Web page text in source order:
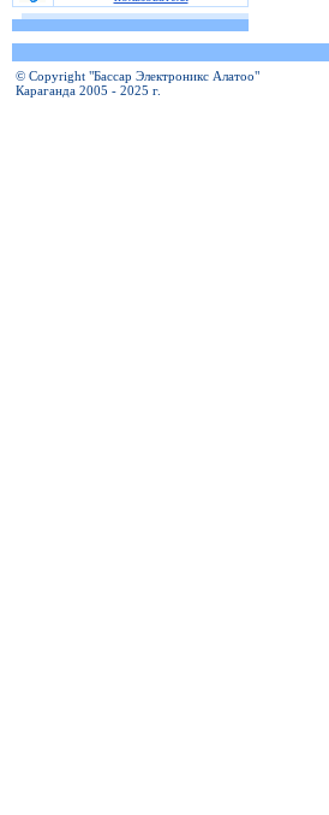
© Copyright "Бассар Электроникс Алатоо"
Караганда 2005 - 2025 г.